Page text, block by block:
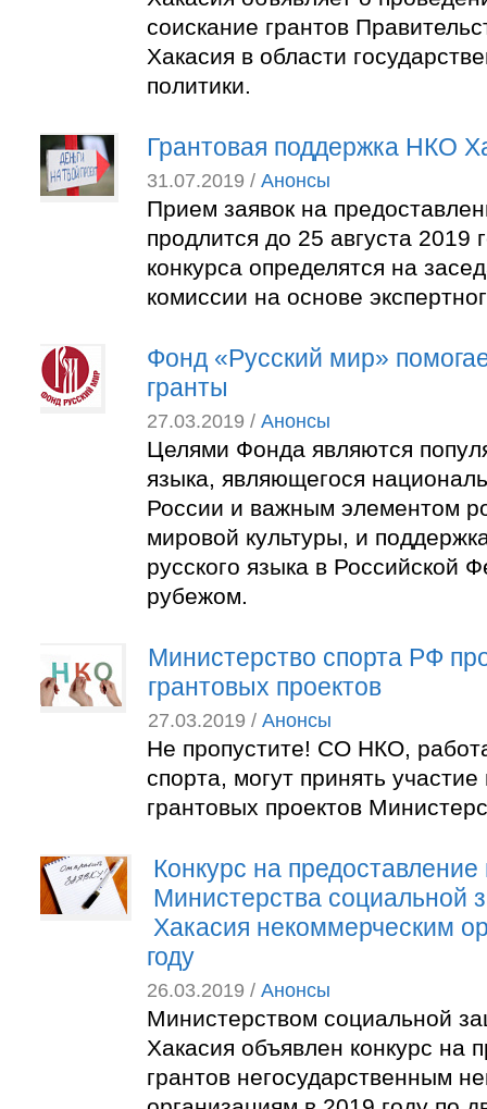
соискание грантов
Хакасия в области
политики.
Грантовая поддержка НКО
31.07.2019 / Анонсы
Прием заявок на
продлится до 25 августа 2019
конкурса определятся на
комиссии на основе
Фонд «Русский мир»
гранты
27.03.2019 / Анонсы
Целями Фонда являются
языка, являющегося
России и важным элементом
мировой культуры, и
русского языка в Российской
рубежом.
Министерство спорта РФ
грантовых проектов
27.03.2019 / Анонсы
Не пропустите! СО НКО,
спорта, могут принять участие
грантовых проектов
Конкурс на предоставление
Министерства социальной
Хакасия некоммерческим
году
26.03.2019 / Анонсы
Министерством социальной
Хакасия объявлен конкурс на
грантов негосударственным